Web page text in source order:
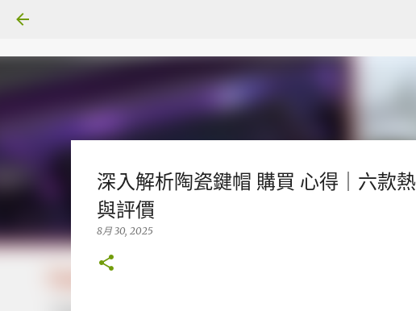
深入解析陶瓷鍵帽 購買 心得｜六款
與評價
8月 30, 2025